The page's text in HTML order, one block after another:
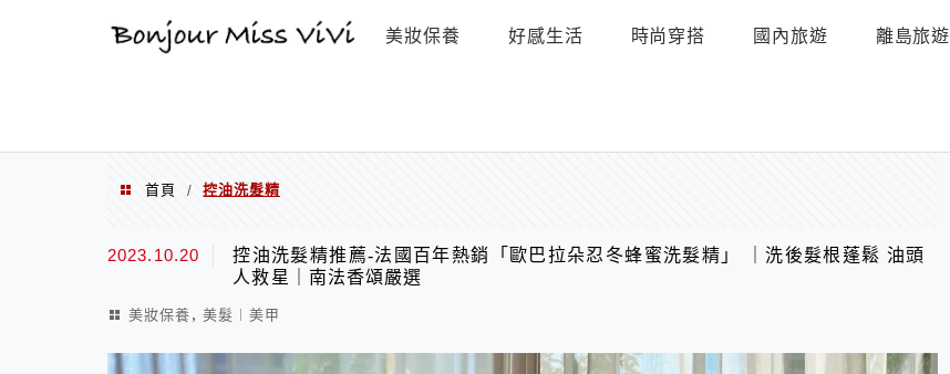
美妝保養 好感生活 時尚穿搭 國內旅遊 離島旅遊
首頁 / 控油洗髮精
控油洗髮精
2023.10.20
控油洗髮精推薦-法國百年熱銷「歐巴拉朵忍冬蜂蜜洗髮精」 ｜洗後髮根蓬鬆 油頭
人救星｜南法香頌嚴選
美妝保養 , 美髮︱美甲